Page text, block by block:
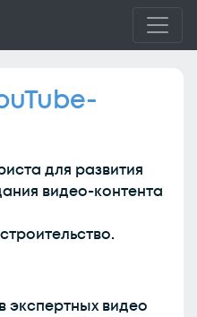
для развития
видео-контента
экспертных видео